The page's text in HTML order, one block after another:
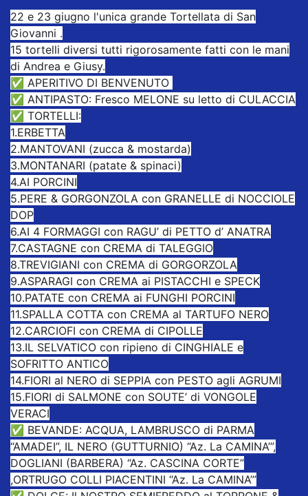
22 e 23 giugno l'unica grande Tortellata di San
Giovanni .
15 tortelli diversi tutti rigorosamente fatti con le mani
di Andrea e Giusy.
✅ APERITIVO DI BENVENUTO
✅ ANTIPASTO: Fresco MELONE su letto di CULACCIA
✅ TORTELLI:
1.ERBETTA
2.MANTOVANI (zucca & mostarda)
3.MONTANARI (patate & spinaci)
4.AI PORCINI
5.PERE & GORGONZOLA con GRANELLE di NOCCIOLE
DOP
6.AI 4 FORMAGGI con RAGU’ di PETTO d’ ANATRA
7.CASTAGNE con CREMA di TALEGGIO
8.TREVIGIANI con CREMA di GORGORZOLA
9.ASPARAGI con CREMA ai PISTACCHI e SPECK
10.PATATE con CREMA ai FUNGHI PORCINI
11.SPALLA COTTA con CREMA al TARTUFO NERO
12.CARCIOFI con CREMA di CIPOLLE
13.IL SELVATICO con ripieno di CINGHIALE e
SOFRITTO ANTICO
14.FIORI al NERO di SEPPIA con PESTO agli AGRUMI
15.FIORI di SALMONE con SOUTE’ di VONGOLE
VERACI
✅ BEVANDE: ACQUA, LAMBRUSCO di PARMA
“AMADEI”, IL NERO (GUTTURNIO) “Az. La CAMINA’”,
DOGLIANI (BARBERA) “Az. CASCINA CORTE”
,ORTRUGO COLLI PIACENTINI “Az. La CAMINA’”